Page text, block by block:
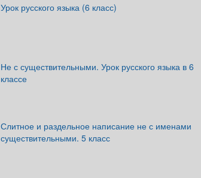
Урок русского языка (6 класс)
Не с существительными. Урок русского языка в 6
классе
Слитное и раздельное написание не с именами
существительными. 5 класс